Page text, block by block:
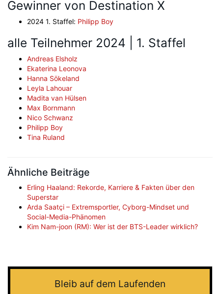
Gewinner von Destination X
2024 1. Staffel: Philipp Boy
alle Teilnehmer 2024 | 1. Staffel
Andreas Elsholz
Ekaterina Leonova
Hanna Sökeland
Leyla Lahouar
Madita van Hülsen
Max Bornmann
Nico Schwanz
Philipp Boy
Tina Ruland
Ähnliche Beiträge
Erling Haaland: Rekorde, Karriere & Fakten über den
Superstar
Arda Saatçi – Extremsportler, Cyborg-Mindset und
Social-Media-Phänomen
Kim Nam-joon (RM): Wer ist der BTS-Leader wirklich?
Bleib auf dem Laufenden